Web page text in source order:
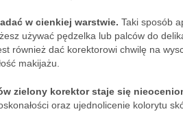
w cienkiej warstwie. Taki sposób
używać pędzelka lub palców do
również dać korektorowi chwilę na
makijażu.
zielony korektor staje się
oraz ujednolicenie kolorytu